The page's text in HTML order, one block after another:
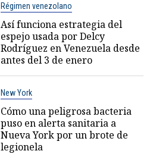
Régimen venezolano
Así funciona estrategia del
espejo usada por Delcy
Rodríguez en Venezuela desde
antes del 3 de enero
New York
Cómo una peligrosa bacteria
puso en alerta sanitaria a
Nueva York por un brote de
legionela